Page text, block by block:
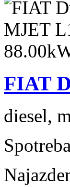
FIAT
diesel,
Spotreba